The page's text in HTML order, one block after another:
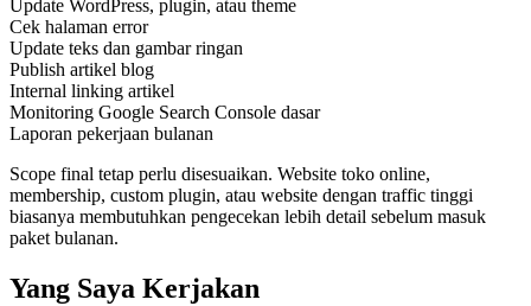
Update WordPress, plugin, atau theme
Cek halaman error
Update teks dan gambar ringan
Publish artikel blog
Internal linking artikel
Monitoring Google Search Console dasar
Laporan pekerjaan bulanan
Scope final tetap perlu disesuaikan. Website toko online,
membership, custom plugin, atau website dengan traffic tinggi
biasanya membutuhkan pengecekan lebih detail sebelum masuk
paket bulanan.
Yang Saya Kerjakan